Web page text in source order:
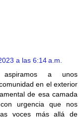
a las 6:14 a.m.
aspiramos a unos
en el exterior
de esa camada
urgencia que nos
voces más allá de